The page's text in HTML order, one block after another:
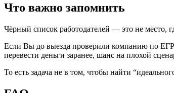
Что важно запомнить
Чёрный список работодателей — это не место,
Если Вы до выезда проверили компанию по
перевести деньги заранее, шанс на плохой
То есть задача не в том, чтобы найти